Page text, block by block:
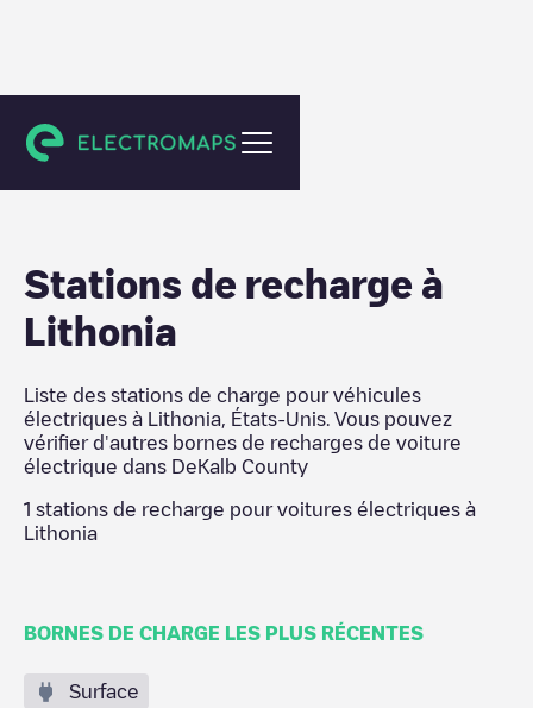
DeKalb County
Stations de recharge à
Lithonia
Liste des stations de charge pour véhicules
électriques à
Lithonia États-Unis . Vous pouvez
vérifier d'autres bornes de recharges de voiture
électrique dans DeKalb County
1 stations de recharge pour voitures électriques à
Lithonia
BORNES DE CHARGE LES PLUS RÉCENTES
Surface